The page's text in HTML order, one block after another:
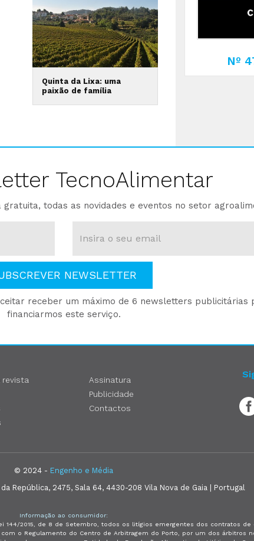
Quinta da Lixa: uma
paixão de família
Nº
TecnoAlimentar
gratuita, todas as novidades e eventos no setor
NEWSLETTER
receber um máximo de 6 newsletters publicitárias
financiarmos este serviço.
revista
Assinatura
Publicidade
Contactos
© 2024 - Engenho e Média
República, 2475, Sala 64, 4430-208 Vila Nova de Gaia | Portugal
Informação ao consumidor:
144/2015, de 8 de Setembro, todos os litígios emergentes dos contratos
o Regulamento do Centro de Arbitragem do Porto, por um dos árbitros